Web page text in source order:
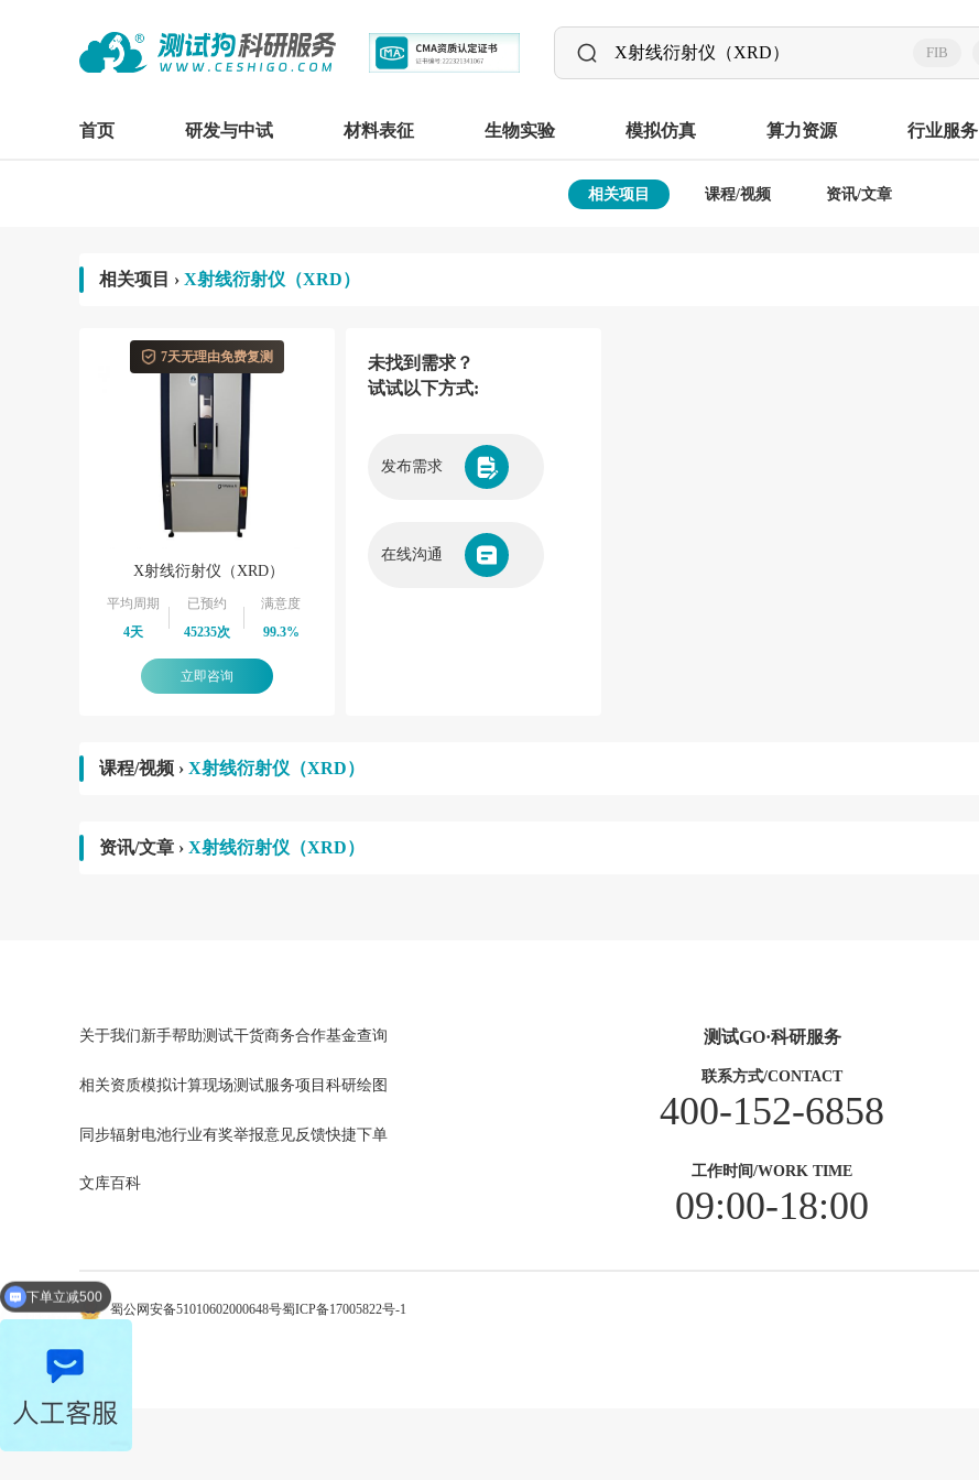
FIB
首页 研发与中试 材料表征 生物实验 模拟仿真 算力资源 行业服务
相关项目 课程/视频 资讯/文章
相关项目 › X射线衍射仪（XRD）
X射线衍射仪（XRD）
7天无理由免费复测
平均周期
4天
已预约
45235次
满意度
99.3%
立即咨询
未找到需求？
试试以下方式:
发布需求
在线沟通
课程/视频 › X射线衍射仪（XRD）
资讯/文章 › X射线衍射仪（XRD）
关于我们 新手帮助测试干货商务合作基金查询
相关资质模拟计算现场测试服务项目 科研绘图
同步辐射电池行业有奖举报意见反馈快捷下单
文库百科
测试GO·科研服务
联系方式/CONTACT
400-152-6858
工作时间/WORK TIME
09:00-18:00
蜀公网安备51010602000648号蜀ICP备17005822号-1
新客立减200